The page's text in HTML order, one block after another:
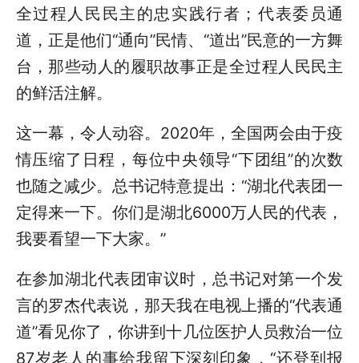
全过程人民民主的忠实践行者；代表委员通
道，正是他们“通向”民情、“道出”民意的一方舞
台，那些动人的履职故事正是全过程人民民主
的鲜活注解。
这一幕，令人动容。2020年，全国两会由于疫
情压缩了日程，每位中央领导“下团组”的次数
也随之减少。总书记特意提出：“湖北代表团一
定得来一下。你们是湖北6000万人民的代表，
我要看望一下大家。”
在参加湖北代表团审议时，总书记对第一个发
言的罗杰代表说，那天我在电视上播的“代表通
道”看见你了，你讲到十几位医护人员救治一位
87岁老人的事给我留下深刻印象，“还登到报